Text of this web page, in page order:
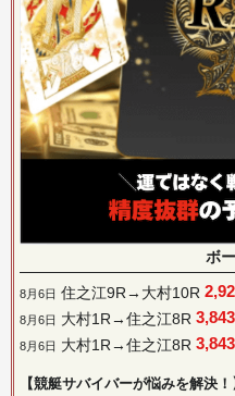
ボ
8月6日 住之江9R→大村10R
8月6日 大村1R→住之江8R
8月6日 大村1R→住之江8R
【競艇サバイバーが悩みを解決！